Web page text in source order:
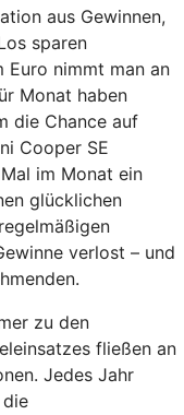
aus Gewinnen,
sparen
Euro nimmt man an
Monat haben
die Chance auf
Cooper SE
im Monat ein
glücklichen
verlost – und
zu den
fließen an
Jedes Jahr